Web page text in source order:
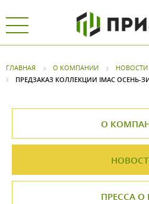
ГЛАВНАЯ О КОМПАНИИ
НОВОСТИ
ПРЕДЗАКАЗ КОЛЛЕКЦИИ IMAC ОСЕНЬ-
О
ПРЕССА О